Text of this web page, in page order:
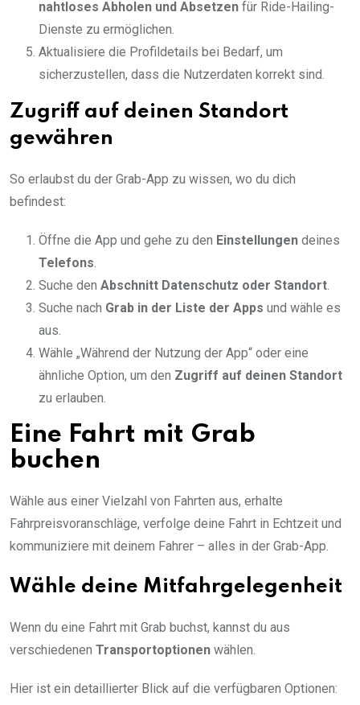
nahtloses Abholen und Absetzen für Ride-Hailing-
Dienste zu ermöglichen.
Aktualisiere die Profildetails bei Bedarf, um
sicherzustellen, dass die Nutzerdaten korrekt sind.
Zugriff auf deinen Standort
gewähren
So erlaubst du der Grab-App zu wissen, wo du dich
befindest:
Öffne die App und gehe zu den Einstellungen deines
Telefons
Suche den Abschnitt Datenschutz oder Standort
Suche nach Grab in der Liste der Apps und wähle es
aus.
Wähle „Während der Nutzung der App“ oder eine
ähnliche Option, um den Zugriff auf deinen Standort
zu erlauben.
Eine Fahrt mit Grab
buchen
Wähle aus einer Vielzahl von Fahrten aus, erhalte
Fahrpreisvoranschläge, verfolge deine Fahrt in Echtzeit und
kommuniziere mit deinem Fahrer – alles in der Grab-App.
Wähle deine Mitfahrgelegenheit
Wenn du eine Fahrt mit Grab buchst, kannst du aus
verschiedenen Transportoptionen wählen.
Hier ist ein detaillierter Blick auf die verfügbaren Optionen: